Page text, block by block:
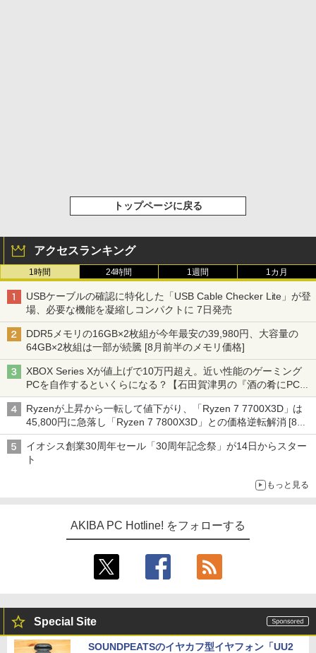
トップページに戻る
アクセスランキング
1時間 24時間 1週間 1カ月
USBケーブルの確認に特化した「USB Cable Checker Lite」が登
場、必要な機能を凝縮しコンパクトに 7日発売
DDR5メモリの16GB×2枚組が今年最安の39,980円、大容量の
64GB×2枚組は一部が続騰 [8月前半のメモリ価格]
XBOX Series Xが値上げで10万円超え。近い性能のゲーミング
PCを自作するといくらになる？【石田賀津男の『酒の肴にPCゲ
ーム』】
Ryzenが上昇から一転して値下がり、「Ryzen 7 7700X3D」は
45,800円に急落し「Ryzen 7 7800X3D」との価格逆転解消 [8月
前半のCPU価格]
イオシス創業30周年セール「30周年記念祭」が14日からスター
ト
もっと見る
AKIBA PC Hotline! をフォローする
Special Site
SOUNDPEATSのイヤカフ型イヤフォン「UU2